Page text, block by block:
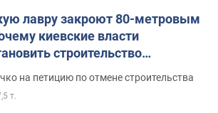
лавру закроют 80-метровым
киевские власти
строительство
на петицию по отмене строительства
т.